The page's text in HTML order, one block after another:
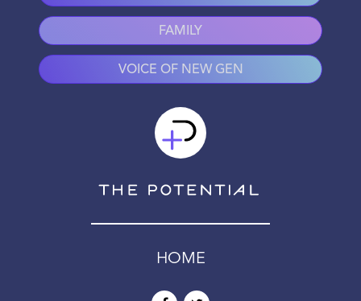
FAMILY
VOICE OF NEW GEN
HOME